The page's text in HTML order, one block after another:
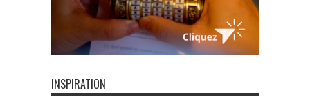
INSPIRATION